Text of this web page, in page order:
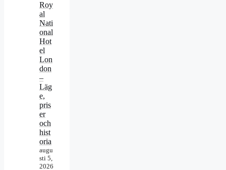
Roy
al
Nati
onal
Hot
el
Lon
don
–
Läg
e,
pris
er
och
hist
oria
augu
sti 5,
2026